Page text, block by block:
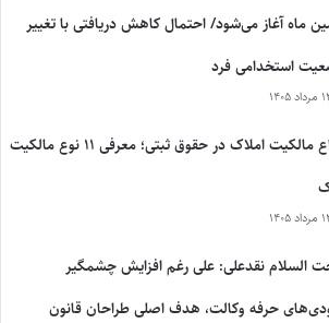
ماه آغاز می‌شود/ احتمال کاهش دریافتی با تغییر
استخدامی فرد
۱۴۰۵
انواع مالکیت املاک در حقوق ثبتی؛ معرفی ۱۱ نوع مالکیت
۱۴۰۵
السلام نقدعلی: علی رغم افزایش چشمگیر
حرفه وکالت، هدف اصلی طراحان قانون